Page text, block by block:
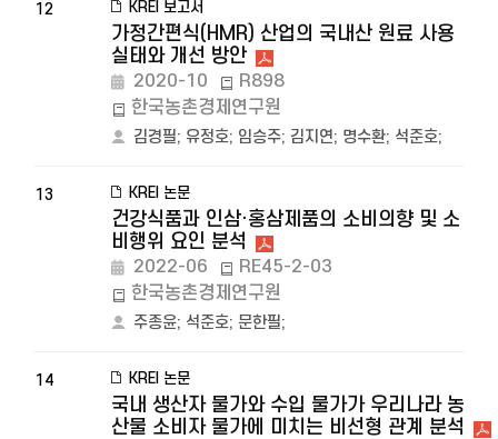
12 KREI 보고서
가정간편식(HMR) 산업의 국내산 원료 사용
실태와 개선 방안
2020-10
R898
한국농촌경제연구원
김경필; 유정호; 임승주; 김지연; 명수환; 석준호;
13 KREI 논문
건강식품과 인삼·홍삼제품의 소비의향 및 소
비행위 요인 분석
2022-06
RE45-2-03
한국농촌경제연구원
주종윤; 석준호; 문한필;
14 KREI 논문
국내 생산자 물가와 수입 물가가 우리나라 농
산물 소비자 물가에 미치는 비선형 관계 분석